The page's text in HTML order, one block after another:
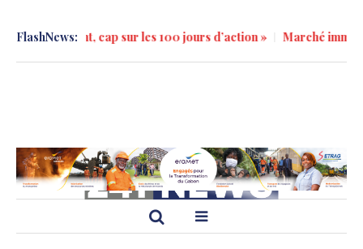
FlashNews:cap sur les 100 jours d’action » Marché immobilier à